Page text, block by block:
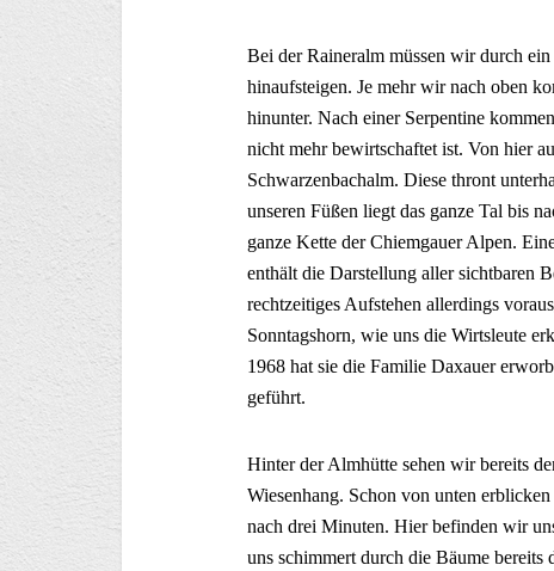
Bei der Raineralm müssen wir durch
hinaufsteigen. Je mehr wir nach oben
hinunter. Nach einer Serpentine
nicht mehr bewirtschaftet ist. Von hier
Schwarzenbachalm. Diese thront
unseren Füßen liegt das ganze Tal bis
ganze Kette der Chiemgauer Alpen.
enthält die Darstellung aller sichtbaren
rechtzeitiges Aufstehen allerdings
Sonntagshorn, wie uns die Wirtsleute
1968 hat sie die Familie Daxauer
geführt.
Hinter der Almhütte sehen wir bereits
Wiesenhang. Schon von unten
nach drei Minuten. Hier befinden wir
uns schimmert durch die Bäume bereits